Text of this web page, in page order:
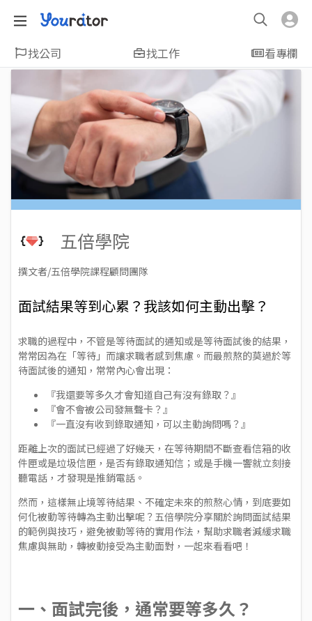
找公司 找工作 看專欄
五倍學院
撰文者/五倍學院課程顧問團隊
面試結果等到心累？我該如何主動出擊？
求職的過程中，不管是等待面試的通知或是等待面試後的結果，
常常因為在「等待」而讓求職者感到焦慮。而最煎熬的莫過於等
待面試後的通知，常常內心會出現：
『我還要等多久才會知道自己有沒有錄取？』
『會不會被公司發無聲卡？』
『一直沒有收到錄取通知，可以主動詢問嗎？』
距離上次的面試已經過了好幾天，在等待期間不斷查看信箱的收
件匣或是垃圾信匣，是否有錄取通知信；或是手機一響就立刻接
聽電話，才發現是推銷電話。
然而，這樣無止境等待結果、不確定未來的煎熬心情，到底要如
何化被動等待轉為主動出擊呢？五倍學院分享關於詢問面試結果
的範例與技巧，避免被動等待的實用作法，幫助求職者減緩求職
焦慮與無助，轉被動接受為主動面對，一起來看看吧！
一、面試完後，通常要等多久？